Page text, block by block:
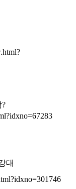
7283
대